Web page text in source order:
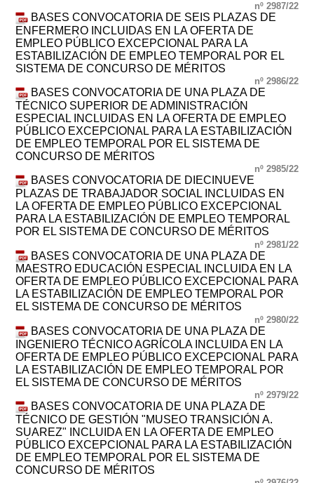
nº 2987/22
BASES CONVOCATORIA DE SEIS PLAZAS DE
ENFERMERO INCLUIDAS EN LA OFERTA DE
EMPLEO PÚBLICO EXCEPCIONAL PARA LA
ESTABILIZACIÓN DE EMPLEO TEMPORAL POR EL
SISTEMA DE CONCURSO DE MÉRITOS
nº 2986/22
BASES CONVOCATORIA DE UNA PLAZA DE
TÉCNICO SUPERIOR DE ADMINISTRACIÓN
ESPECIAL INCLUIDAS EN LA OFERTA DE EMPLEO
PÚBLICO EXCEPCIONAL PARA LA ESTABILIZACIÓN
DE EMPLEO TEMPORAL POR EL SISTEMA DE
CONCURSO DE MÉRITOS
nº 2985/22
BASES CONVOCATORIA DE DIECINUEVE
PLAZAS DE TRABAJADOR SOCIAL INCLUIDAS EN
LA OFERTA DE EMPLEO PÚBLICO EXCEPCIONAL
PARA LA ESTABILIZACIÓN DE EMPLEO TEMPORAL
POR EL SISTEMA DE CONCURSO DE MÉRITOS
nº 2981/22
BASES CONVOCATORIA DE UNA PLAZA DE
MAESTRO EDUCACIÓN ESPECIAL INCLUIDA EN LA
OFERTA DE EMPLEO PÚBLICO EXCEPCIONAL PARA
LA ESTABILIZACIÓN DE EMPLEO TEMPORAL POR
EL SISTEMA DE CONCURSO DE MÉRITOS
nº 2980/22
BASES CONVOCATORIA DE UNA PLAZA DE
INGENIERO TÉCNICO AGRÍCOLA INCLUIDA EN LA
OFERTA DE EMPLEO PÚBLICO EXCEPCIONAL PARA
LA ESTABILIZACIÓN DE EMPLEO TEMPORAL POR
EL SISTEMA DE CONCURSO DE MÉRITOS
nº 2979/22
BASES CONVOCATORIA DE UNA PLAZA DE
TÉCNICO DE GESTIÓN "MUSEO TRANSICIÓN A.
SUAREZ" INCLUIDA EN LA OFERTA DE EMPLEO
PÚBLICO EXCEPCIONAL PARA LA ESTABILIZACIÓN
DE EMPLEO TEMPORAL POR EL SISTEMA DE
CONCURSO DE MÉRITOS